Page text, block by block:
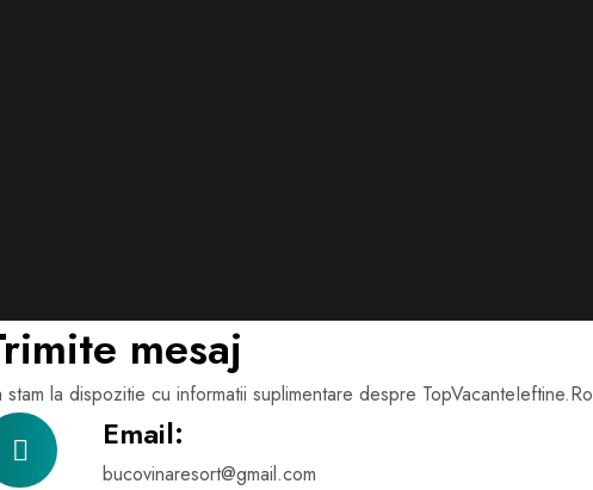
mesaj
stam la dispozitie cu informatii suplimentare despre TopVacanteIeftine.Ro
Email:
bucovinaresort@gmail.com